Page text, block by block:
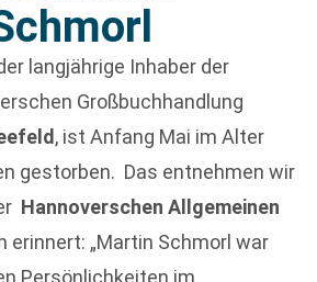
langjährige Inhaber der
Großbuchhandlung
, ist Anfang Mai im Alter
gestorben. Das entnehmen wir
Hannoverschen Allgemeinen
erinnert: „Martin Schmorl war
Persönlichkeiten im